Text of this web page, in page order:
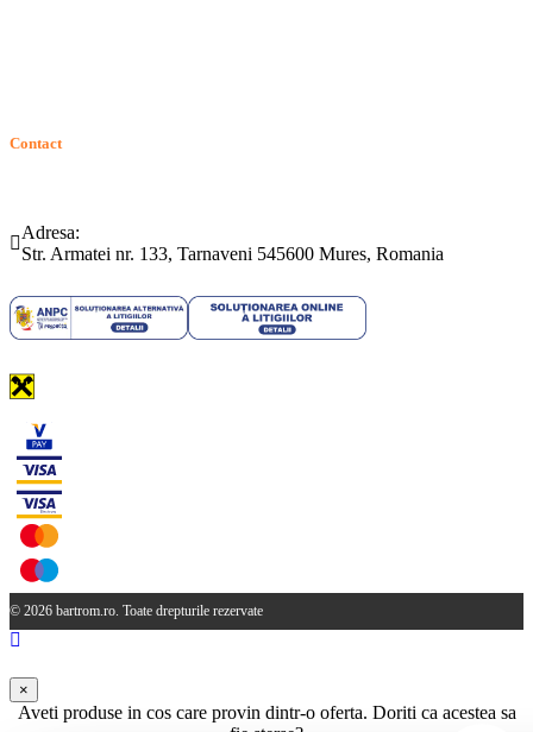
Contact
Adresa:
Str. Armatei nr. 133, Tarnaveni 545600 Mures, Romania
© 2026 bartrom.ro. Toate drepturile rezervate
×
Aveti produse in cos care provin dintr-o oferta. Doriti ca acestea sa